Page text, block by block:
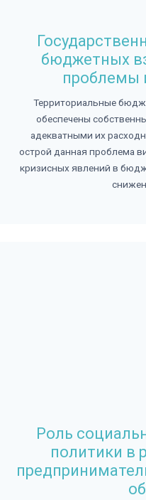
бюджетных
проблемы
Территориальные
обеспечены
адекватными их
острой данная проблема
кризисных явлений в
Роль
политики в